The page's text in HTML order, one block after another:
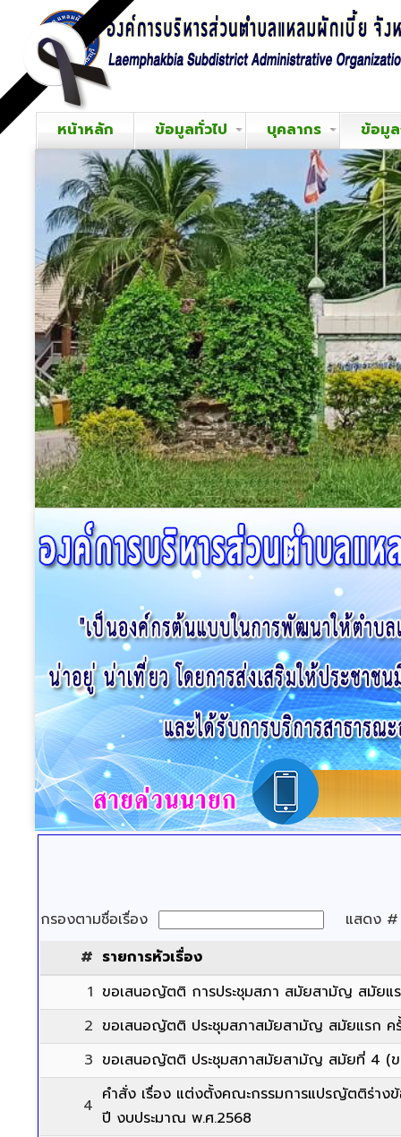
หน้าหลัก ข้อมูลทั่วไป บุคลากร ข้อมู
กรองตามชื่อเรื่อง
แสดง
# รายการหัวเรื่อง
1 ขอเสนอญัตติ การประชุมสภา สมัยสามัญ สมัยแ
2 ขอเสนอญัตติ ประชุมสภาสมัยสามัญ สมัยแรก ค
3 ขอเสนอญัตติ ประชุมสภาสมัยสามัญ สมัยที่ 4 (ข
4
คำสั่ง เรื่อง แต่งตั้งคณะกรรมการแปรญัตติร่า
ปี งบประมาณ พ.ศ.2568